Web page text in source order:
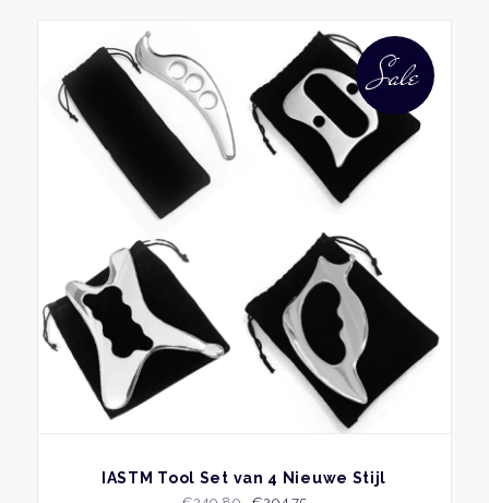
BEKIJK
Sale
IASTM Tool Set van 4 Nieuwe Stijl